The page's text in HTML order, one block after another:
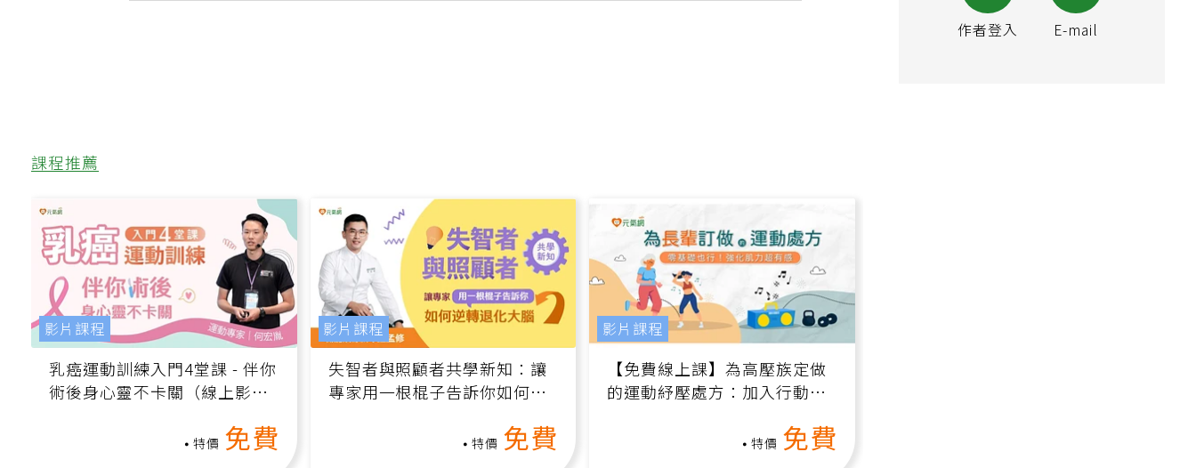
作者登入
課程推薦
乳癌運動訓練入門4堂課 - 伴你
術後身心靈不卡關（線上影音
免費
影片課程
失智者與照顧者共學新知：讓
專家用一根棍子告訴你如何逆
轉退化大腦（線上影音課）
免費
影片課程
【免費線上課】為高壓族定做
的運動紓壓處方：加入行動、
增肌、互動元素，0基礎也能
免費
影片課程